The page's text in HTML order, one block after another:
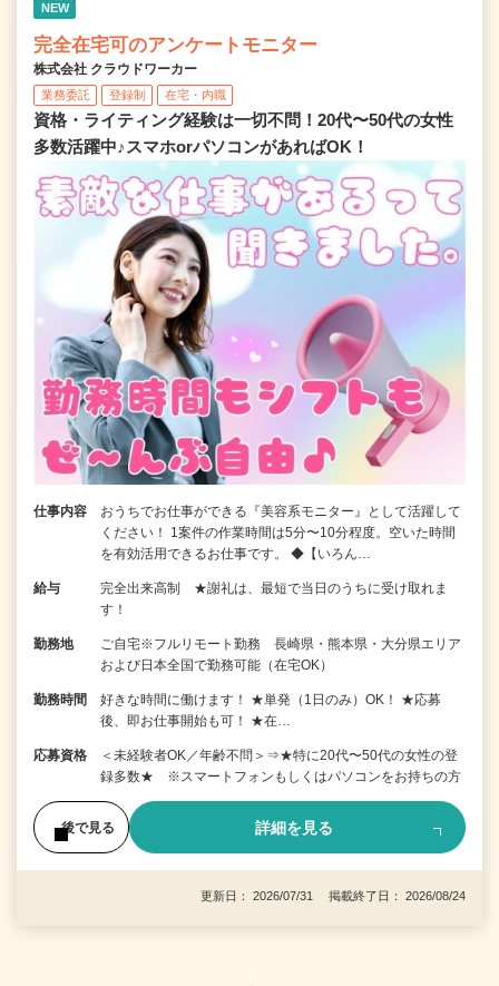
NEW
完全在宅可のアンケートモニター
株式会社 クラウドワーカー
業務委託 登録制 在宅・内職
資格・ライティング経験は一切不問！20代〜50代の女性
多数活躍中♪スマホorパソコンがあればOK！
仕事内容
おうちでお仕事ができる『美容系モニター』として活躍して
ください！ 1案件の作業時間は5分〜10分程度。空いた時間
を有効活用できるお仕事です。 ◆【いろん…
給与
完全出来高制 ★謝礼は、最短で当日のうちに受け取れま
す！
勤務地
ご自宅※フルリモート勤務 長崎県・熊本県・大分県エリア
および日本全国で勤務可能（在宅OK）
勤務時間
好きな時間に働けます！ ★単発（1日のみ）OK！ ★応募
後、即お仕事開始も可！ ★在…
応募資格
＜未経験者OK／年齢不問＞⇒★特に20代〜50代の女性の登
録多数★ ※スマートフォンもしくはパソコンをお持ちの方
後で見る 詳細を見る
更新日： 2026/07/31 掲載終了日： 2026/08/24
1